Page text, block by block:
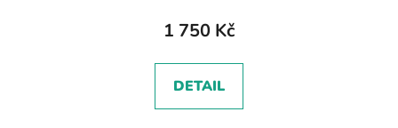
1 750 Kč
DETAIL